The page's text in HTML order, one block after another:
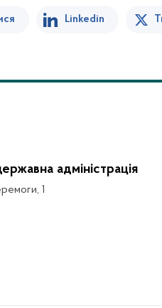
Linkedin
адміністрація
1